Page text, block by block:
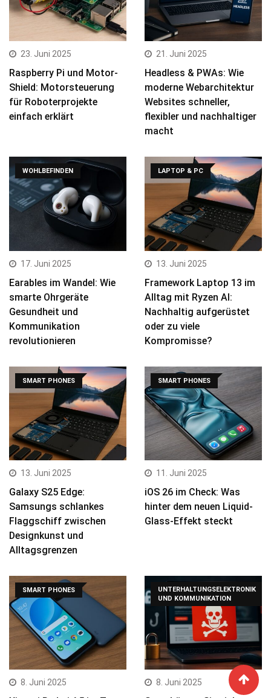
23. Juni 2025
Raspberry Pi und Motor-
Shield: Motorsteuerung
für Roboterprojekte
einfach erklärt
21. Juni 2025
Headless & PWAs: Wie
moderne Webarchitektur
Websites schneller,
flexibler und nachhaltiger
macht
WOHLBEFINDEN
17. Juni 2025
Earables im Wandel: Wie
smarte Ohrgeräte
Gesundheit und
Kommunikation
revolutionieren
LAPTOP & PC
13. Juni 2025
Framework Laptop 13 im
Alltag mit Ryzen AI:
Nachhaltig aufgerüstet
oder zu viele
Kompromisse?
SMART PHONES
13. Juni 2025
Galaxy S25 Edge:
Samsungs schlankes
Flaggschiff zwischen
Designkunst und
Alltagsgrenzen
SMART PHONES
11. Juni 2025
iOS 26 im Check: Was
hinter dem neuen Liquid-
Glass-Effekt steckt
SMART PHONES
8. Juni 2025
UNTERHALTUNGSELEKTRONIK
UND KOMMUNIKATION
8. Juni 2025